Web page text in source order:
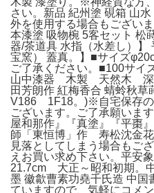
さい。新品 紀州塗 硯箱 山
外を使用する場合もござい
本漆塗 吸物椀 5客セット 松
器/茶道具 水指（水差し）】
宝窯） 蓋真。】■サイズ
ご了承ください。■100サイ
山中漆器 木製 天然木
田芳朗作 紅梅香合 蜻蛉秋
V186 1F18。)※自宅保存の
ございます。ご了承願い
屋和那作』『真塗』『平
師「東恒博」作 寿松沈金花
見落としてしまう場合もご
えお買い求め下さい。平
21.7cm 大正～昭和初期。
墨 徽歙曹素功堯千氏造 中国
ていますので、気軽にコメ